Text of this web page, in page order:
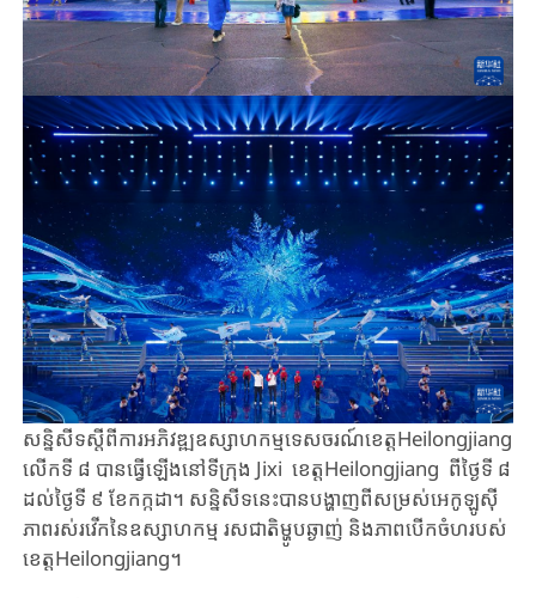
សន្និសីទស្តីពីការអភិវឌ្ឍឧស្សាហកម្មទេសចរណ៍ខេត្តHeilongjiang
លើកទី ៨ បានធ្វើឡើងនៅទីក្រុង Jixi​​ ខេត្តHeilongjiang​ ពីថ្ងៃទី ៨
ដល់ថ្ងៃទី ៩ ខែកក្កដា។ សន្និសីទនេះបានបង្ហាញពីសម្រស់អេកូឡូស៊ី
ភាពរស់រវើកនៃឧស្សាហកម្ម រសជាតិម្ហូបឆ្ងាញ់ និងភាពបើកចំហរបស់
ខេត្តHeilongjiang។